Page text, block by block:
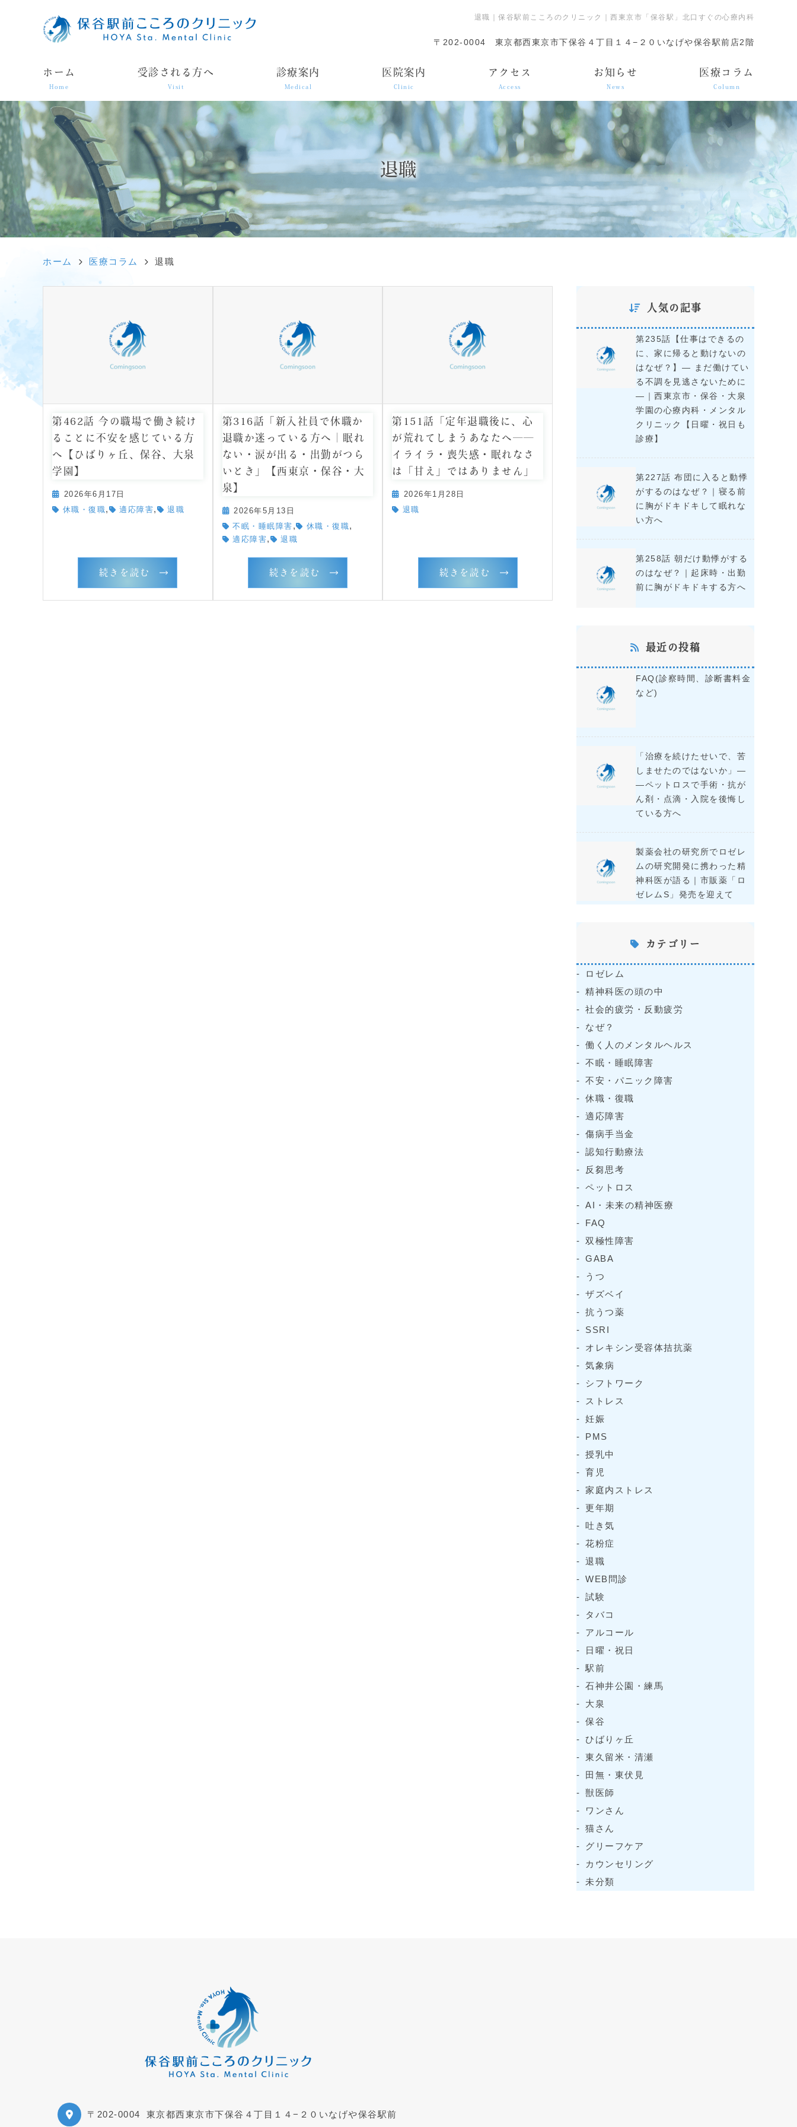
退職｜保谷駅前こころのクリニック｜西東京市「保谷駅」北口すぐの心療内科
〒202-0004 東京都西東京市下保谷４丁目１４−２０いなげや保谷駅前店2階
ホーム
Home
受診される方へ
Visit
診療案内
Medical
医院案内
Clinic
アクセス
Access
お知らせ
News
医療コラム
Column
退職
ホーム 医療コラム 退職
第462話 今の職場で働き続け
ることに不安を感じている方
へ【ひばりヶ丘、保谷、大泉
学園】
2026年6月17日
休職・復職, 適応障害, 退職
続きを読む
第316話「新入社員で休職か
退職か迷っている方へ｜眠れ
ない・涙が出る・出勤がつら
いとき」【西東京・保谷・大
泉】
2026年5月13日
不眠・睡眠障害 , 休職・復職,
適応障害, 退職
続きを読む
第151話「定年退職後に、心
が荒れてしまうあなたへ――
イライラ・喪失感・眠れなさ
は「甘え」ではありません」
2026年1月28日
退職
続きを読む
人気の記事
第235話【仕事はできるの
に、家に帰ると動けないの
はなぜ？】― まだ働けてい
る不調を見逃さないために
―｜西東京市・保谷・大泉
学園の心療内科・メンタル
クリニック【日曜・祝日も
診療】
第227話 布団に入ると動悸
がするのはなぜ？｜寝る前
に胸がドキドキして眠れな
い方へ
第258話 朝だけ動悸がする
のはなぜ？｜起床時・出勤
前に胸がドキドキする方へ
最近の投稿
FAQ(診察時間、診断書料金
など)
「治療を続けたせいで、苦
しませたのではないか」―
―ペットロスで手術・抗が
ん剤・点滴・入院を後悔し
ている方へ
製薬会社の研究所でロゼレ
ムの研究開発に携わった精
神科医が語る｜市販薬「ロ
ゼレムS」発売を迎えて
カテゴリー
ロゼレム
精神科医の頭の中
社会的疲労・反動疲労
なぜ？
働く人のメンタルヘルス
不眠・睡眠障害
不安・パニック障害
休職・復職
適応障害
傷病手当金
認知行動療法
反芻思考
ペットロス
AI・未来の精神医療
FAQ
双極性障害
GABA
うつ
ザズベイ
抗うつ薬
SSRI
オレキシン受容体拮抗薬
気象病
シフトワーク
ストレス
妊娠
PMS
授乳中
育児
家庭内ストレス
更年期
吐き気
花粉症
退職
WEB問診
試験
タバコ
アルコール
日曜・祝日
駅前
石神井公園・練馬
大泉
保谷
ひばりヶ丘
東久留米・清瀬
田無・東伏見
獣医師
ワンさん
猫さん
グリーフケア
カウンセリング
未分類
〒202-0004
東京都西東京市下保谷４丁目１４−２０いなげや保谷駅前